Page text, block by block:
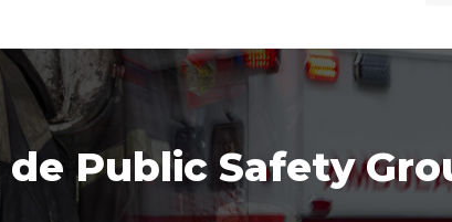
Public Safety